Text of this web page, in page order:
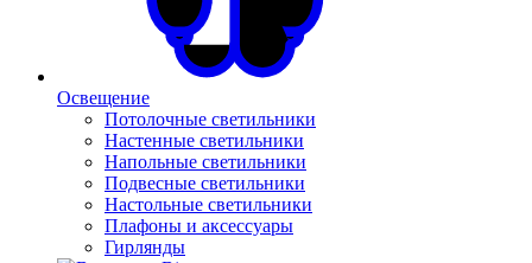
Освещение
Потолочные светильники
Настенные светильники
Напольные светильники
Подвесные светильники
Настольные светильники
Плафоны и аксессуары
Гирлянды